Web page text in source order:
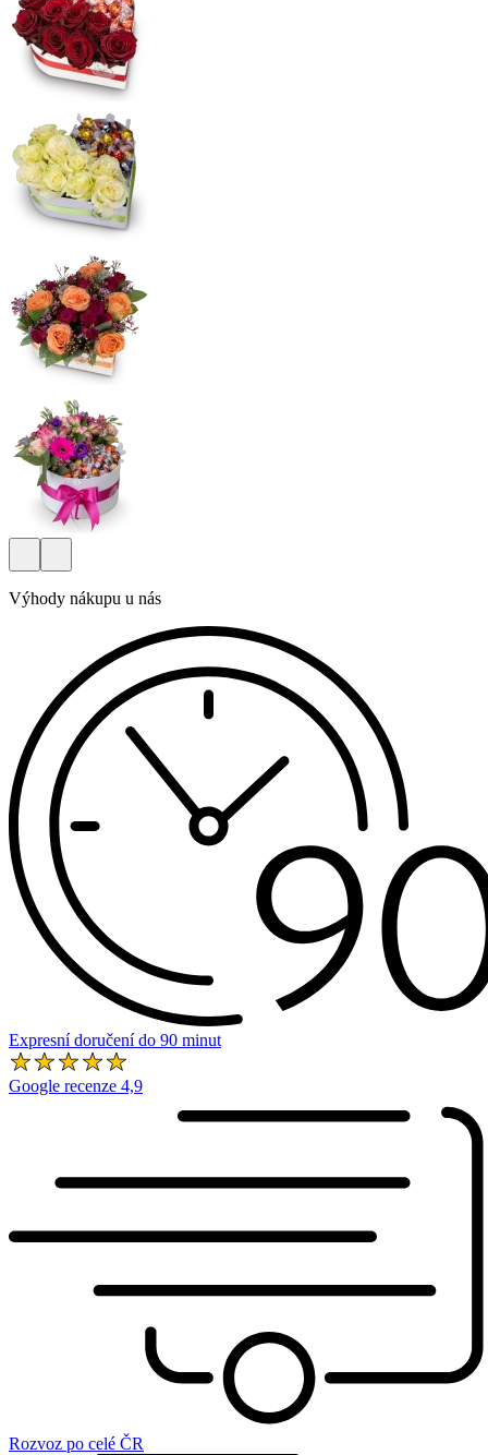
Výhody nákupu u nás
Expresní doručení do 90 minut
Google recenze 4,9
Rozvoz po celé ČR